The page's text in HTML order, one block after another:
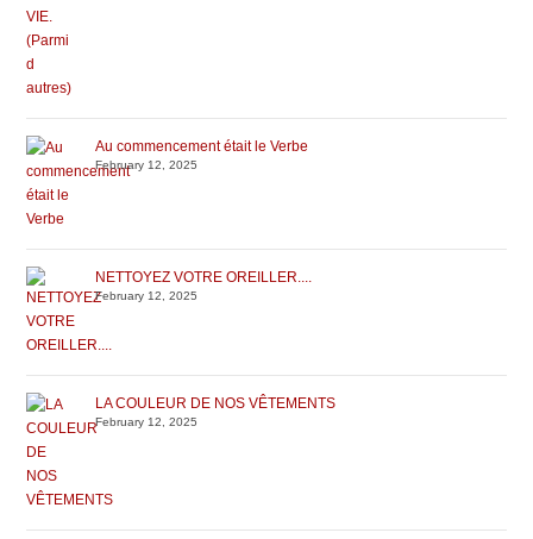
Au commencement était le Verbe
February 12, 2025
NETTOYEZ VOTRE OREILLER....
February 12, 2025
LA COULEUR DE NOS VÊTEMENTS
February 12, 2025